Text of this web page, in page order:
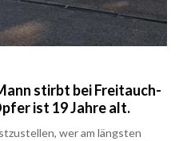
stirbt bei Freitauch-
ist 19 Jahre alt.
wer am längsten